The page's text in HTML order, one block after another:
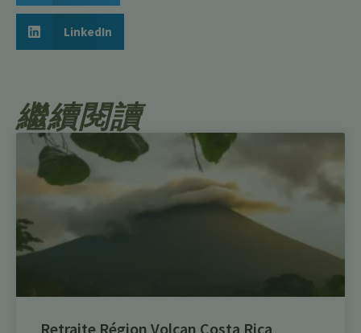
LinkedIn
繼續閱讀
Retraite Région Volcan Costa Rica